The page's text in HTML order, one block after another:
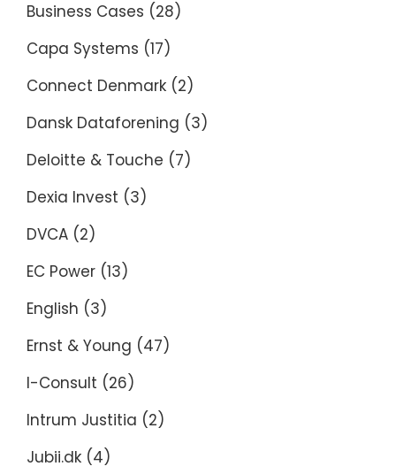
Business Cases (28)
Capa Systems (17)
Connect Denmark (2)
Dansk Dataforening (3)
Deloitte & Touche (7)
Dexia Invest (3)
DVCA (2)
EC Power (13)
English (3)
Ernst & Young (47)
I-Consult (26)
Intrum Justitia (2)
Jubii.dk (4)